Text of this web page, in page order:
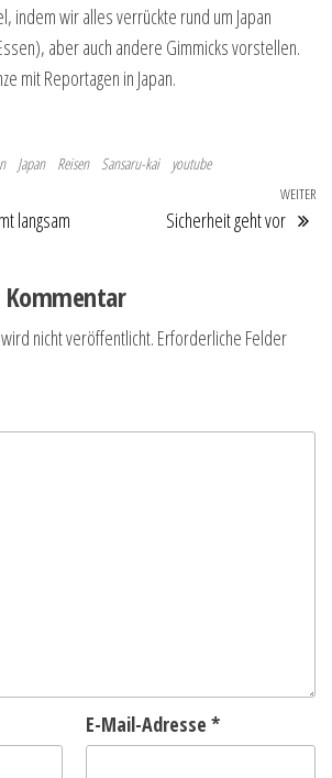
indem wir alles verrückte rund um Japan
aber auch andere Gimmicks vorstellen.
mit Reportagen in Japan.
Japan Reisen Sansaru-kai youtube
langsam
WEITER
Sicherheit geht vor
Kommentar
nicht veröffentlicht. Erforderliche Felder
E-Mail-Adresse *